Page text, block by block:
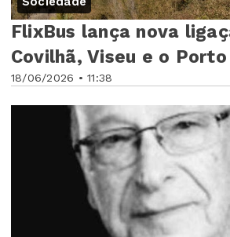
18/06/2026 • 11:38
FlixBus lança nova
Covilhã, Viseu e o Porto